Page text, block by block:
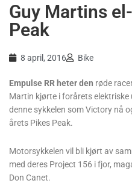
Guy Martins
Peak
8 april, 2016 Bike
Empulse RR heter den røde
Martin kjørte i forårets elektriske
denne sykkelen som Victory nå
årets Pikes Peak.
Motorsykkelen vil bli kjørt av
med deres Project 156 i fjor,
Don Canet.